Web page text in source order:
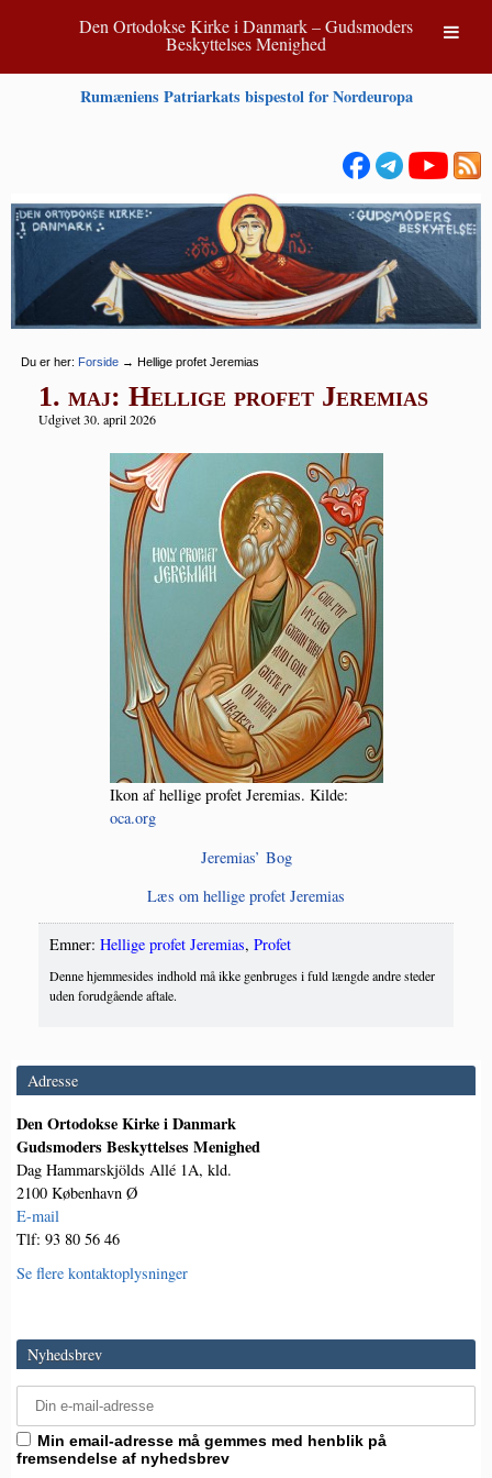
Den Ortodokse Kirke i Danmark – Gudsmoders
Beskyttelses Menighed
Rumæniens Patriarkats bispestol for Nordeuropa
Du er her: Forside → Hellige profet Jeremias
1. maj: Hellige profet Jeremias
Udgivet 30. april 2026
Ikon af hel­li­ge pro­fet Jere­mi­as. Kil­de:
oca.org
Jere­mi­as’ Bog
Læs om hel­li­ge pro­fet Jeremias
Emner: Hellige profet Jeremias, Profet
Denne hjemmesides indhold må ikke genbruges i fuld længde andre steder
uden forudgående aftale.
Adresse
Den Ortodokse Kirke i Danmark
Gudsmoders Beskyttelses Menighed
Dag Hammarskjölds Allé 1A, kld.
2100 København Ø
E-mail
Tlf: 93 80 56 46
Se flere kontaktoplysninger
Nyhedsbrev
Min email-adresse må gemmes med henblik på
fremsendelse af nyhedsbrev